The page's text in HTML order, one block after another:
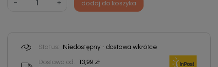
- + dodaj do koszyka
Status: Niedostępny - dostawa wkrótce
Dostawa od: 13,99 zł